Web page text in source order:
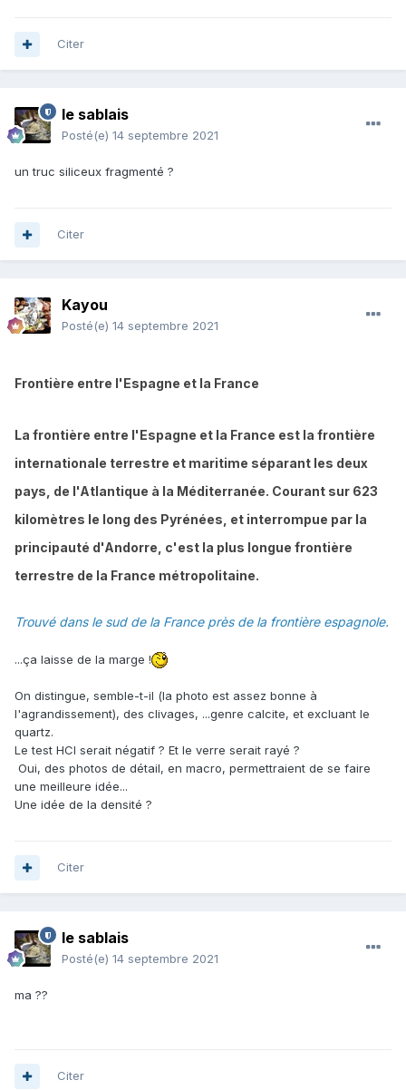
Citer
le sablais
Posté(e) 14 septembre 2021
un truc siliceux fragmenté ?
Citer
Kayou
Posté(e) 14 septembre 2021
Frontière entre l'Espagne et la France
La frontière entre l'Espagne et la France est la frontière
internationale terrestre et maritime séparant les deux
pays, de l'Atlantique à la Méditerranée. Courant sur 623
kilomètres le long des Pyrénées, et interrompue par la
principauté d'Andorre, c'est la plus longue frontière
terrestre de la France métropolitaine.
Trouvé dans le sud de la France près de la frontière espagnole.
...ça laisse de la marge !
On distingue, semble-t-il (la photo est assez bonne à
l'agrandissement), des clivages, ...genre calcite, et excluant le
quartz.
Le test HCl serait négatif ? Et le verre serait rayé ?
Oui, des photos de détail, en macro, permettraient de se faire
une meilleure idée...
Une idée de la densité ?
Citer
le sablais
Posté(e) 14 septembre 2021
ma ??
Citer